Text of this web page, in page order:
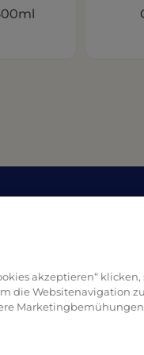
akzeptieren“
die Websitenavigation